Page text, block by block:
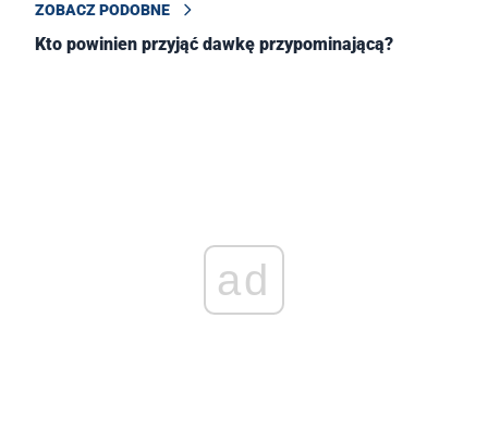
ZOBACZ PODOBNE
Kto powinien przyjąć dawkę przypominającą?
ad